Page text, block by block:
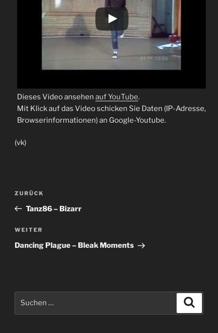
Dieses Video ansehen auf YouTube.
Mit Klick auf das Video schicken Sie Daten (IP-Adresse,
Browserinformationen) an Google-Youtube.
(vk)
Beitragsnavigation
Vorheriger
Beitrag
ZURÜCK
Tanz86 – Bizarr
Nächster
Beitrag
WEITER
Dancing Plague – Bleak Moments